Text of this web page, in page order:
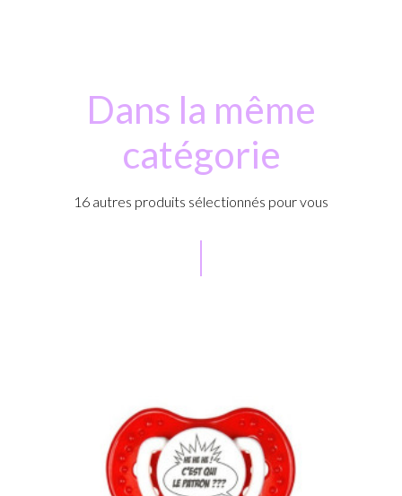
Dans la même
catégorie
16 autres produits sélectionnés pour vous